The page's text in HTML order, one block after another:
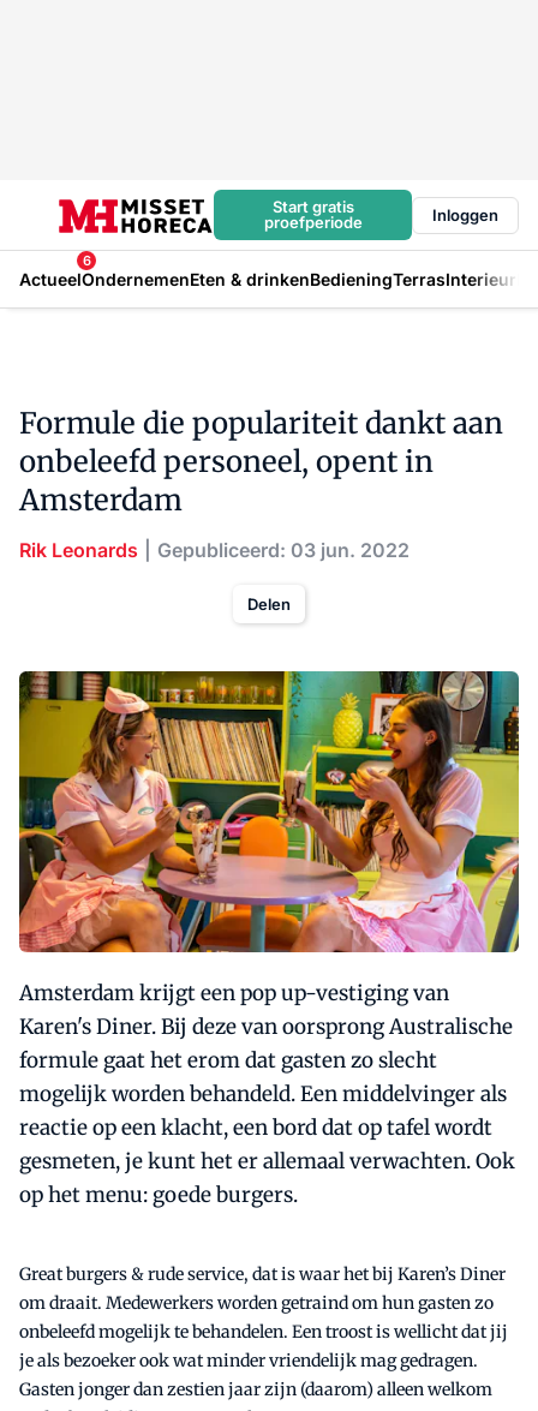
Start gratis
proefperiode
Inloggen
Actueel
6
OndernemenEten & drinkenBedieningTerrasInterieur
Formule die populariteit dankt aan
onbeleefd personeel, opent in
Amsterdam
Rik Leonards Gepubliceerd: 03 jun. 2022
Delen
Amsterdam krijgt een pop up-vestiging van
Karen's Diner. Bij deze van oorsprong Australische
formule gaat het erom dat gasten zo slecht
mogelijk worden behandeld. Een middelvinger als
reactie op een klacht, een bord dat op tafel wordt
gesmeten, je kunt het er allemaal verwachten. Ook
op het menu: goede burgers.
Great burgers & rude service, dat is waar het bij Karen’s Diner
om draait. Medewerkers worden getraind om hun gasten zo
onbeleefd mogelijk te behandelen. Een troost is wellicht dat jij
je als bezoeker ook wat minder vriendelijk mag gedragen.
Gasten jonger dan zestien jaar zijn (daarom) alleen welkom